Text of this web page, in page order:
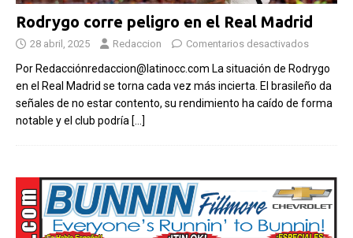
Rodrygo corre peligro en el Real Madrid
28 abril, 2025 Redaccion Comentarios desactivados
Por Redacciónredaccion@latinocc.com La situación de Rodrygo
en el Real Madrid se torna cada vez más incierta. El brasileño da
señales de no estar contento, su rendimiento ha caído de forma
notable y el club podría […]